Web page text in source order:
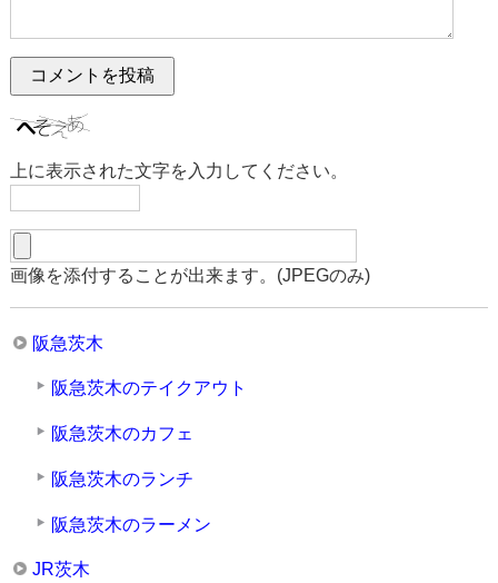
上に表示された文字を入力してください。
画像を添付することが出来ます。(JPEGのみ)
阪急茨木
阪急茨木のテイクアウト
阪急茨木のカフェ
阪急茨木のランチ
阪急茨木のラーメン
JR茨木